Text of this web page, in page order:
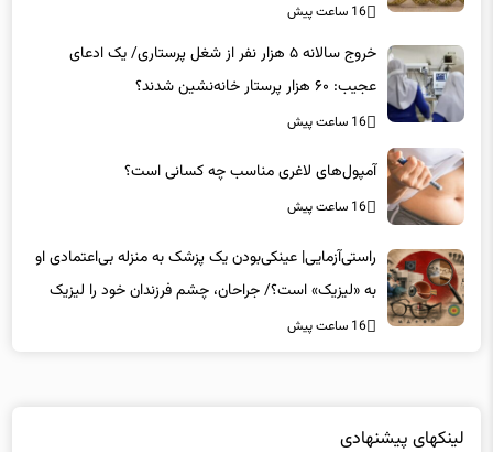
16 ساعت پیش
خروج سالانه ۵ هزار نفر از شغل پرستاری/ یک ادعای
عجیب: ۶۰ هزار پرستار خانه‌نشین شدند؟
16 ساعت پیش
آمپول‌های لاغری مناسب چه کسانی است؟
16 ساعت پیش
راستی‌آزمایی| عینکی‌بودن یک پزشک به منزله بی‌اعتمادی او
به «لیزیک» است؟/ جراحان، چشم فرزندان خود را لیزیک
می‌کنند؟
16 ساعت پیش
لینکهای پیشنهادی